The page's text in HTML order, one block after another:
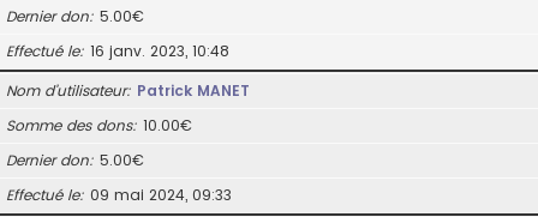
Dernier don 5.00€
Effectué le 16 janv. 2023, 10:48
Nom d’utilisateur Patrick MANET
Somme des dons 10.00€
Dernier don 5.00€
Effectué le 09 mai 2024, 09:33